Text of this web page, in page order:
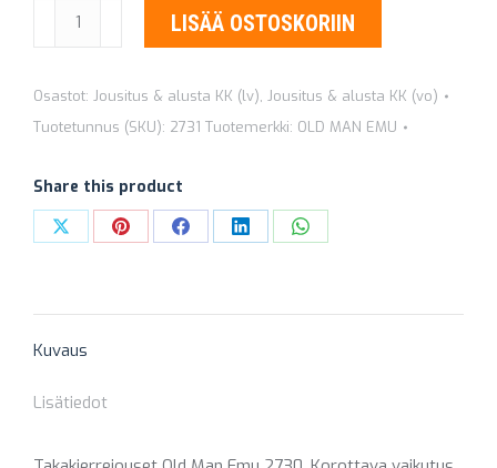
KIERREJOUSET
OLD
EMU
2731
MM
(+100
LISÄÄ OSTOSKORIIN
Osastot: Jousitus & alusta KK (lv), Jousitus & alusta KK (vo)
Tuotetunnus (SKU): 2731 Tuotemerkki: OLD MAN EMU
Share this product
Share Share Share Share Share
Kuvaus
Lisätiedot